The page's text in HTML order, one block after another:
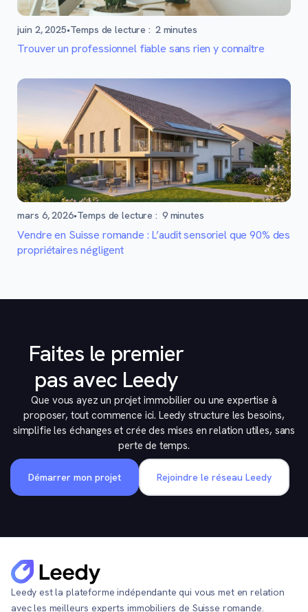
juin 2, 2025•Temps de lecture : 2minutes
Trouver un professionnel fiable sans rien y connaître
mars 6, 2026•Temps de lecture : 9minutes
Vendre en Suisse romande : L’audit sensoriel que 90% des
propriétaires négligent
Faites le premier
pas avec Leedy
Que vous ayez un projet immobilier ou une expertise à
proposer, tout commence ici. Leedy structure les besoins,
simplifie les échanges et crée des mises en relation utiles, sans
perte de temps.
Démarrer mon projet Rejoindre le réseau Leedy
Leedy est la plateforme indépendante qui vous met en relation
avec les meilleurs experts immobiliers de Suisse romande.